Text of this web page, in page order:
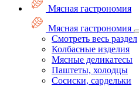
Мясная гастрономия
Мясная гастрономия
Смотреть весь раздел
Колбасные изделия
Мясные деликатесы
Паштеты, холодцы
Сосиски, сардельки